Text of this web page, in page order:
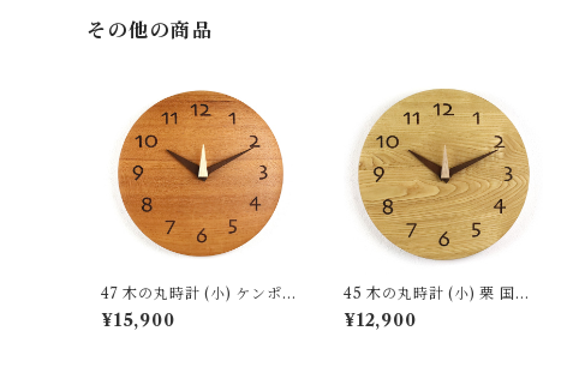
その他の商品
47 木の丸時計 (小) ケンポナ
シ 国産 一点物 SWING オ
リジナル 無垢 新築祝い 結婚
¥15,900
45 木の丸時計 (小) 栗 国産
一点物 SWING オリジナル
無垢 新築祝い 結婚祝い ナチ
¥12,900